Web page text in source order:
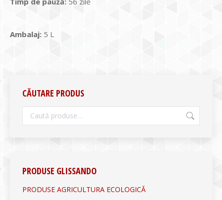
Ambalaj: 5 L
CĂUTARE PRODUS
PRODUSE GLISSANDO
PRODUSE AGRICULTURA ECOLOGICĂ